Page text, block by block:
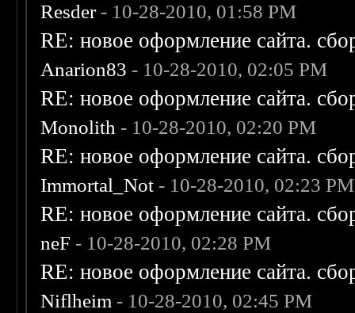
Resder- 10-28-2010, 01:58 PM
RE: новое оформление сайта.
Anarion83 - 10-28-2010, 02:05 PM
RE: новое оформление сайта.
Monolith - 10-28-2010, 02:20 PM
RE: новое оформление сайта.
Immortal_Not - 10-28-2010, 02:23 PM
RE: новое оформление сайта.
neF - 10-28-2010, 02:28 PM
RE: новое оформление сайта.
Niflheim - 10-28-2010, 02:45 PM